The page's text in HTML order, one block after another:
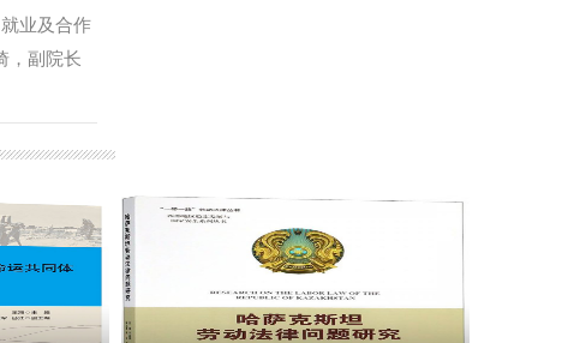
想，坚持
党精神，
。三是主
垒作用，
：崔玮 审
业及合作
，副院长
达成共
派优秀业
能。建立
，双方还
、更广领